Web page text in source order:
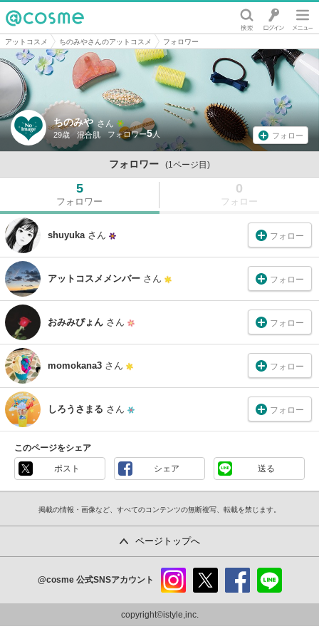
@cosme
アットコスメ ちのみやさんのアットコスメ フォロワー
ちのみや さん
29歳 混合肌 5 フォロー
フォロワー (1ページ目)
5
フォロワー
0
フォロー
shuyuka さん フォロー
アットコスメメンバー さん フォロー
おみみぴょん さん フォロー
momokana3 さん フォロー
しろうさまる さん フォロー
このページをシェア
ポスト シェア 送る
掲載の情報・画像など、すべてのコンテンツの無断複写、転載を禁じます。
ページトップへ
@cosme 公式SNSアカウント
ram
copyright©istyle,inc.